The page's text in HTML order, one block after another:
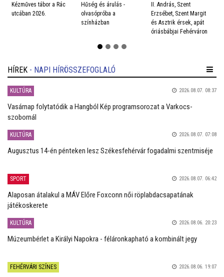
Kézműves tábor a Rác
utcában 2026.
Hűség és árulás -
olvasópróba a
színházban
II. András, Szent
Erzsébet, Szent Margit
és Asztrik érsek, apát
óriásbábjai Fehérváron
HÍREK - NAPI HÍRÖSSZEFOGLALÓ
KULTÚRA 2026.08.07. 08:37
Vasárnap folytatódik a Hangból Kép programsorozat a Varkocs-
szobornál
KULTÚRA 2026.08.07. 07:08
Augusztus 14-én pénteken lesz Székesfehérvár fogadalmi szentmiséje
SPORT 2026.08.07. 06:42
Alaposan átalakul a MÁV Előre Foxconn női röplabdacsapatának
játékoskerete
KULTÚRA 2026.08.06. 20:23
Múzeumbérlet a Királyi Napokra - féláronkapható a kombinált jegy
FEHÉRVÁRI SZÍNES 2026.08.06. 19:07